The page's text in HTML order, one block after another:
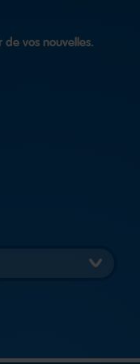
vos nouvelles.